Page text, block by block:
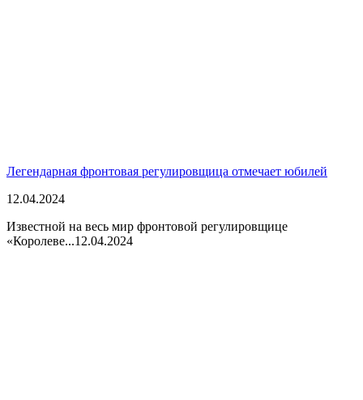
Легендарная фронтовая регулировщица отмечает юбилей
12.04.2024
Известной на весь мир фронтовой регулировщице
«Королеве...12.04.2024